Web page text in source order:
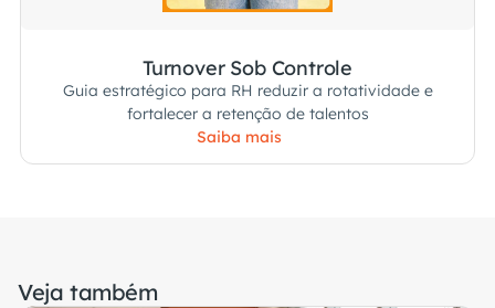
Turnover Sob Controle
Guia estratégico para RH reduzir a rotatividade e
fortalecer a retenção de talentos
Saiba mais
Veja também